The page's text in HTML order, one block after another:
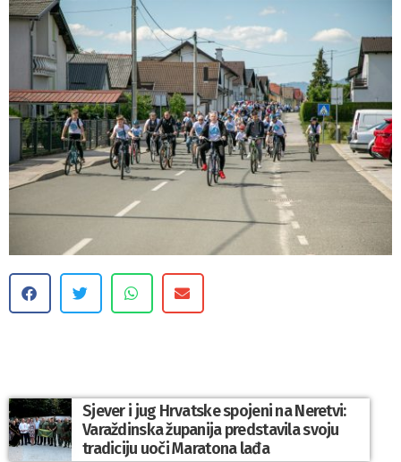
Sjever i jug Hrvatske spojeni na Neretvi:
Varaždinska županija predstavila svoju
tradiciju uoči Maratona lađa